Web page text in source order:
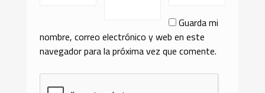
Guarda mi
nombre, correo electrónico y web en este
navegador para la próxima vez que comente.